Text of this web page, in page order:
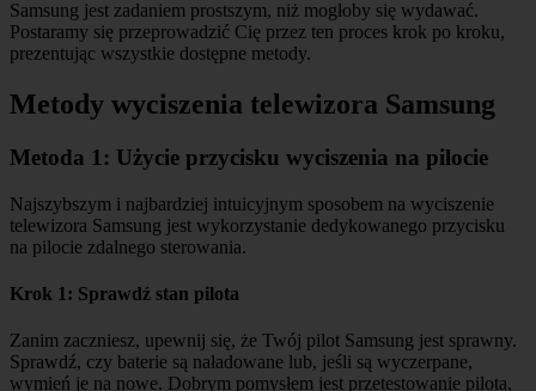
Samsung jest zadaniem prostszym, niż mogłoby się wydawać.
Postaramy się przeprowadzić Cię przez ten proces krok po kroku,
prezentując wszystkie dostępne metody.
Metody wyciszenia telewizora Samsung
Metoda 1: Użycie przycisku wyciszenia na pilocie
Najszybszym i najbardziej intuicyjnym sposobem na wyciszenie
telewizora Samsung jest wykorzystanie dedykowanego przycisku
na pilocie zdalnego sterowania.
Krok 1: Sprawdź stan pilota
Zanim zaczniesz, upewnij się, że Twój pilot Samsung jest sprawny.
Sprawdź, czy baterie są naładowane lub, jeśli są wyczerpane,
wymień je na nowe. Dobrym pomysłem jest przetestowanie pilota,